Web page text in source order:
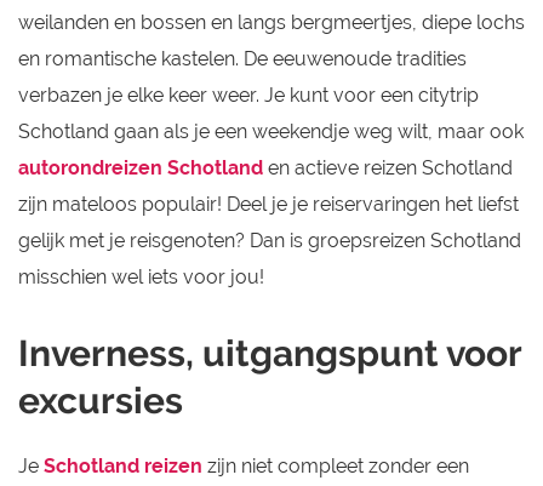
weilanden en bossen en langs bergmeertjes, diepe lochs
en romantische kastelen. De eeuwenoude tradities
verbazen je elke keer weer. Je kunt voor een citytrip
Schotland gaan als je een weekendje weg wilt, maar ook
autorondreizen Schotland en actieve reizen Schotland
zijn mateloos populair! Deel je je reiservaringen het liefst
gelijk met je reisgenoten? Dan is groepsreizen Schotland
misschien wel iets voor jou!
Inverness, uitgangspunt voor
excursies
Je Schotland reizen zijn niet compleet zonder een